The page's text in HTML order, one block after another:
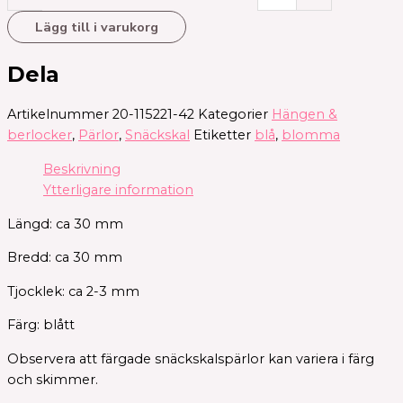
Lägg till i varukorg
Dela
Artikelnummer 20-115221-42 Kategorier Hängen &
berlocker, Pärlor, Snäckskal Etiketter blå, blomma
Beskrivning
Ytterligare information
Längd: ca 30 mm
Bredd: ca 30 mm
Tjocklek: ca 2-3 mm
Färg: blått
Observera att färgade snäckskalspärlor kan variera i färg
och skimmer.